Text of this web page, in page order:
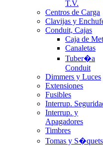
T.V.
Centros de Carga
Clavijas y
Conduit, Cajas
Caja de
Canaletas
Tuber�a
Conduit
Dimmers y Luces
Extensiones
Fusibles
Interrup.
Interrup. y
Apagadores
Timbres
Tomas y S�quets